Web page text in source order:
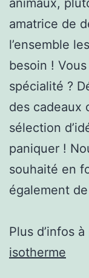
amatrice de
l’ensemble
besoin !
spécialité ?
des cadeaux
sélection
paniquer !
souhaité en
également
Plus d’infos
isotherme